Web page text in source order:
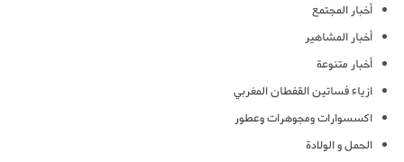
أخبار المجتمع
أخبار المشاهير
أخبار متنوعة
ازياء فساتين القفطان المغربي
اكسسوارات ومجوهرات وعطور
الحمل و الولادة